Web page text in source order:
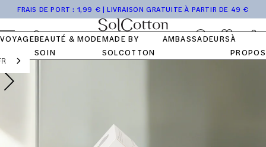
au
FRAIS DE PORT : 1,99 € | LIVRAISON GRATUITE À PARTIR DE 49 €
connecter
Panier
VOYAGEBEAUTÉ &
SOIN
MODEMADE BY
SOLCOTTON
AMBASSADEURSÀ
PROPOS
NOTRE
HISTOIRE
NOS VALEURS
NOTRE
COTON